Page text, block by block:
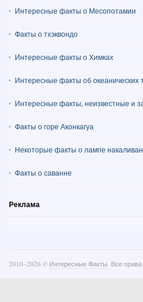
Интересные факты о Месопотамии
Факты о тхэквондо
Интересные факты о Химках
Интересные факты об океанических
Интересные факты, неизвестные и
Факты о горе Аконкагуа
Некоторые факты о лампе
Факты о саванне
Реклама
2010–2026 © Интересные Факты. Все